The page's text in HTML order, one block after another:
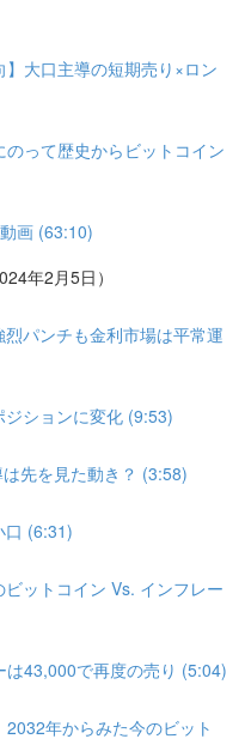
大口主導の短期売り×ロン
って歴史からビットコイン
画 (63:10)
年2月5日）
パンチも金利市場は平常運
ションに変化 (9:53)
先を見た動き？ (3:58)
口 (6:31)
ットコイン Vs. インフレー
43,000で再度の売り (5:04)
年からみた今のビット